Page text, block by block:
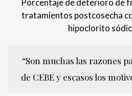
Porcentaje de deterioro de
tratamientos postcosecha
hipoclorito
“Son muchas las razones
de CEBE y escasos los